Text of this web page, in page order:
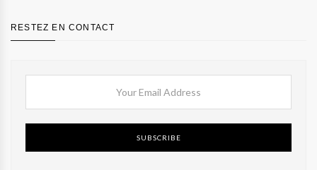
RESTEZ EN CONTACT
SUBSCRIBE